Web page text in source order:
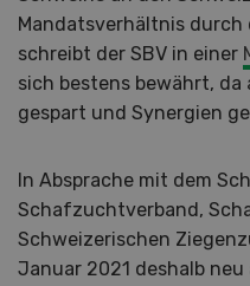
Mandatsverhältnis durch
schreibt der SBV in einer
sich bestens bewährt,
gespart und Synergien
In Absprache mit dem
Schafzuchtverband,
Schweizerischen
Januar 2021 deshalb